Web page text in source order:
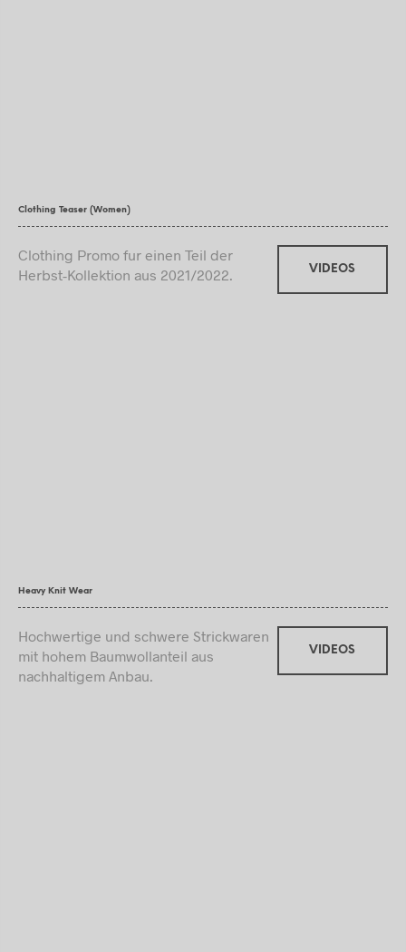
Clothing Teaser (Women)
Clothing Promo fur einen Teil der
Herbst-Kollektion aus 2021/2022.
VIDEOS
Heavy Knit Wear
Hochwertige und schwere Strickwaren
mit hohem Baumwollanteil aus
nachhaltigem Anbau.
VIDEOS